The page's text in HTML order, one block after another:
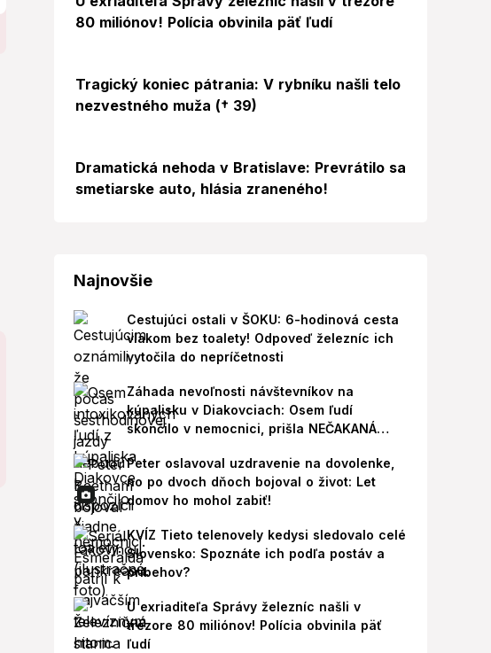
80 miliónov! Polícia obvinila päť ľudí
Tragický koniec pátrania: V rybníku našli telo
nezvestného muža († 39)
Dramatická nehoda v Bratislave: Prevrátilo sa
smetiarske auto, hlásia zraneného!
Najnovšie
Cestujúci ostali v ŠOKU: 6-hodinová cesta
vlakom bez toalety! Odpoveď železníc ich
vytočila do nepríčetnosti
Záhada nevoľnosti návštevníkov na
kúpalisku v Diakovciach: Osem ľudí
skončilo v nemocnici, prišla NEČAKANÁ
Peter oslavoval uzdravenie na dovolenke,
no po dvoch dňoch bojoval o život: Let
domov ho mohol zabiť!
KVÍZ Tieto telenovely kedysi sledovalo celé
Slovensko: Spoznáte ich podľa postáv a
príbehov?
U exriaditeľa Správy železníc našli v
trezore 80 miliónov! Polícia obvinila päť
ľudí